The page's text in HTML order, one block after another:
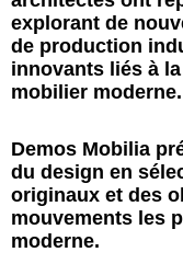
explorant de
de production
innovants liés à
mobilier moderne.
Demos Mobilia
du design en
originaux et des
mouvements les
moderne.